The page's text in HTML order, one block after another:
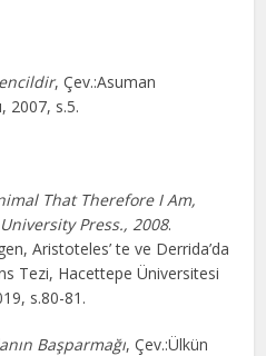
, Çev.:Asuman
2007, s.5.
That Therefore I Am,
Press., 2008.
Aristoteles’ te ve Derrida’da
Tezi, Hacettepe Üniversitesi
s.80-81.
Başparmağı, Çev.:Ülkün